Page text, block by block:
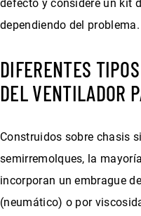
defecto y considere un kit
dependiendo del problema.
DIFERENTES
DEL VENTILADOR
Construidos sobre chasis
semirremolques, la
incorporan un embrague
(neumático) o por